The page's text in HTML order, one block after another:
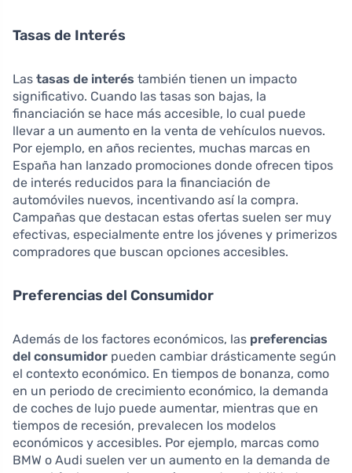
Tasas de Interés
Las tasas de interés también tienen un impacto
significativo. Cuando las tasas son bajas, la
financiación se hace más accesible, lo cual puede
llevar a un aumento en la venta de vehículos nuevos.
Por ejemplo, en años recientes, muchas marcas en
España han lanzado promociones donde ofrecen tipos
de interés reducidos para la financiación de
automóviles nuevos, incentivando así la compra.
Campañas que destacan estas ofertas suelen ser muy
efectivas, especialmente entre los jóvenes y primerizos
compradores que buscan opciones accesibles.
Preferencias del Consumidor
Además de los factores económicos, las preferencias
del consumidor pueden cambiar drásticamente según
el contexto económico. En tiempos de bonanza, como
en un periodo de crecimiento económico, la demanda
de coches de lujo puede aumentar, mientras que en
tiempos de recesión, prevalecen los modelos
económicos y accesibles. Por ejemplo, marcas como
BMW o Audi suelen ver un aumento en la demanda de